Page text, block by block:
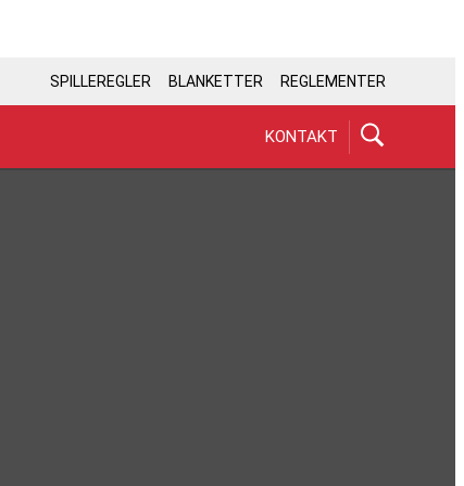
SPILLEREGLER BLANKETTER REGLEMENTER
KONTAKT